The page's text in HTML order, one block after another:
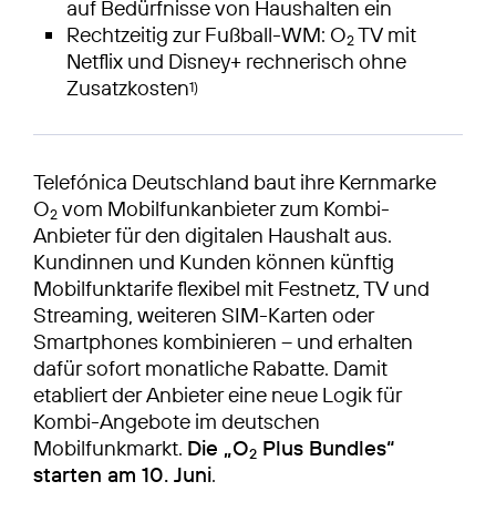
auf Bedürfnisse von Haushalten ein
Rechtzeitig zur Fußball-WM: O2TV mit
Netflix und Disney+ rechnerisch ohne
Zusatzkosten1)
Telefónica Deutschland baut ihre Kernmarke
O2 vom Mobilfunkanbieter zum Kombi-
Anbieter für den digitalen Haushalt aus.
Kundinnen und Kunden können künftig
Mobilfunktarife flexibel mit Festnetz, TV und
Streaming, weiteren SIM-Karten oder
Smartphones kombinieren – und erhalten
dafür sofort monatliche Rabatte. Damit
etabliert der Anbieter eine neue Logik für
Kombi-Angebote im deutschen
Mobilfunkmarkt. Die „O2 Plus Bundles“
starten am 10. Juni.